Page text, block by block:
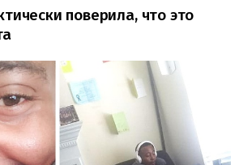
поверила, что это